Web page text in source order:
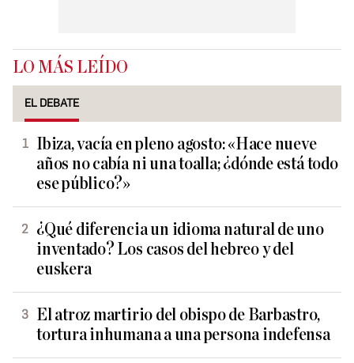
LO MÁS LEÍDO
EL DEBATE
Ibiza, vacía en pleno agosto: «Hace nueve
años no cabía ni una toalla; ¿dónde está todo
ese público?»
¿Qué diferencia un idioma natural de uno
inventado? Los casos del hebreo y del
euskera
El atroz martirio del obispo de Barbastro,
tortura inhumana a una persona indefensa